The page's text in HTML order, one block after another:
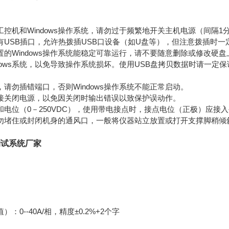
控机和Windows操作系统，请勿过于频繁地开关主机电源（间隔1
USB插口，允许热拨插USB口设备（如U盘等），但注意拨插时
的Windows操作系统能稳定可靠运行，请不要随意删除或修改硬
系统，以免导致操作系统损坏。使用USB盘拷贝数据时请一定
勿插错端口，否则Windows操作系统不能正常启动。
闭电源，以免因关闭时输出错误以致保护误动作。
电位（0－250VDC），使用带电接点时，接点电位（正极）应接
堵住或封闭机身的通风口，一般将仪器站立放置或打开支撑脚稍倾
系统厂家
）：0--40A/相，精度±0.2%+2个字